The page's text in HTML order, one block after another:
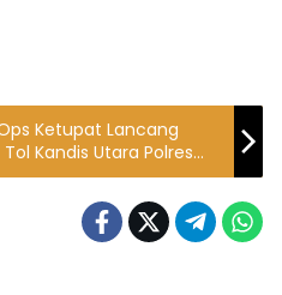
Ketupat Lancang
Kandis Utara Polres
Pengamanan Idulfitri